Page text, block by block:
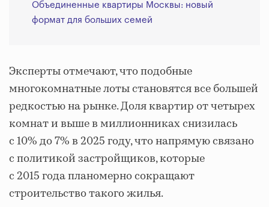
Объединенные квартиры Москвы: новый
формат для больших семей
Эксперты отмечают, что подобные
многокомнатные лоты становятся все большей
редкостью на рынке. Доля квартир от четырех
комнат и выше в миллионниках снизилась
с 10% до 7% в 2025 году, что напрямую связано
с политикой застройщиков, которые
с 2015 года планомерно сокращают
строительство такого жилья.